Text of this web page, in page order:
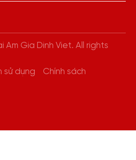
Gia Dinh Viet. All rights
sử dụng
Chính sách